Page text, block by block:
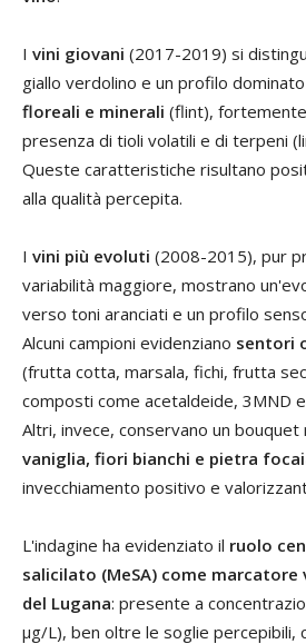
I vini giovani (2017-2019) si
giallo verdolino e un profilo
floreali e minerali (flint),
presenza di tioli volatili e di terpeni
Queste caratteristiche risultano
alla qualità percepita.
I vini più evoluti (2008-2015), pur
variabilità maggiore, mostrano
verso toni aranciati e un profilo
Alcuni campioni evidenziano sentori
(frutta cotta, marsala, fichi, frutta
composti come acetaldeide, 3MND
Altri, invece, conservano un bouquet
vaniglia, fiori bianchi e pietra
invecchiamento positivo e
L'indagine ha evidenziato il ruolo
salicilato (MeSA) come
del Lugana: presente a
µg/L), ben oltre le soglie percepibili,